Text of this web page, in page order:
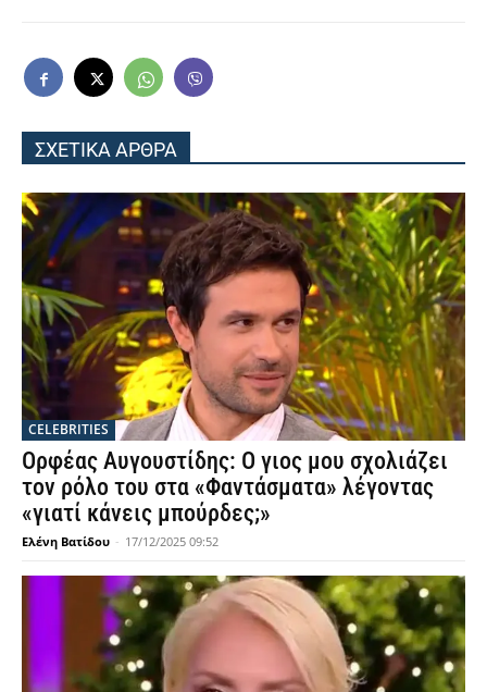
ΣΧΕΤΙΚΑ ΑΡΘΡΑ
CELEBRITIES
Ορφέας Αυγουστίδης: Ο γιος μου σχολιάζει
τον ρόλο του στα «Φαντάσματα» λέγοντας
«γιατί κάνεις μπούρδες;»
Ελένη Βατίδου - 17/12/2025 09:52